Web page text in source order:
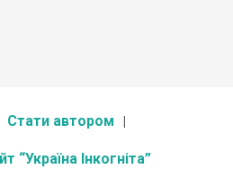
Стати автором
“Україна Інкогніта”